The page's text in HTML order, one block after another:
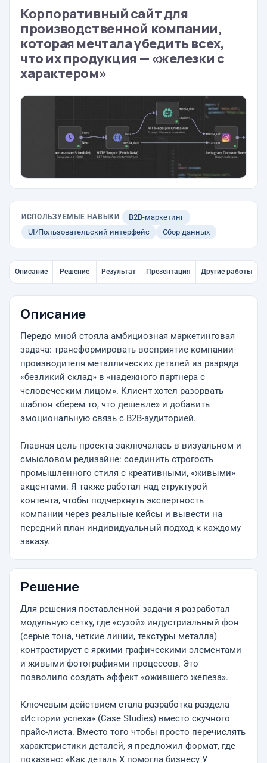
Корпоративный сайт для
производственной компании,
которая мечтала убедить всех,
что их продукция — «железки с
характером»
ИСПОЛЬЗУЕМЫЕ НАВЫКИ
B2B-маркетинг
UI/Пользовательский интерфейс
Сбор данных
Описание Решение Результат Презентация Другие работы
Описание
Передо мной стояла амбициозная маркетинговая
задача: трансформировать восприятие компании-
производителя металлических деталей из разряда
«безликий склад» в «надежного партнера с
человеческим лицом». Клиент хотел разорвать
шаблон «берем то, что дешевле» и добавить
эмоциональную связь с B2B-аудиторией.
Главная цель проекта заключалась в визуальном и
смысловом редизайне: соединить строгость
промышленного стиля с креативными, «живыми»
акцентами. Я также работал над структурой
контента, чтобы подчеркнуть экспертность
компании через реальные кейсы и вывести на
передний план индивидуальный подход к каждому
заказу.
Решение
Для решения поставленной задачи я разработал
модульную сетку, где «сухой» индустриальный фон
(серые тона, четкие линии, текстуры металла)
контрастирует с яркими графическими элементами
и живыми фотографиями процессов. Это
позволило создать эффект «ожившего железа».
Ключевым действием стала разработка раздела
«Истории успеха» (Case Studies) вместо скучного
прайс-листа. Вместо того чтобы просто перечислять
характеристики деталей, я предложил формат, где
показано: «Как деталь Х помогла бизнесу У